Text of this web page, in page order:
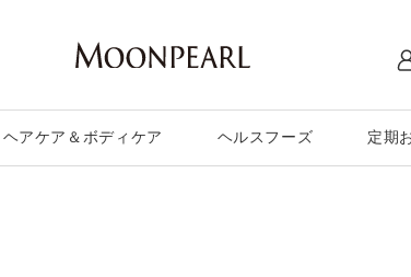
ヘアケア＆ボディケア ヘルスフーズ 定期